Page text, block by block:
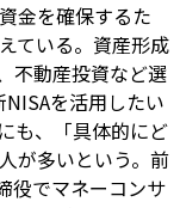
金を確保するた
ている。資産形成
不動産投資など選
を活用したい
も、「具体的にど
が多いという。前
役でマネーコンサ